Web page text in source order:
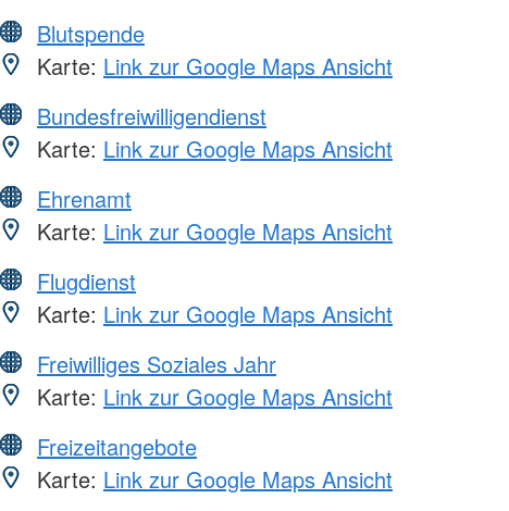
Blutspende
Karte: Link zur Google Maps Ansicht
Bundesfreiwilligendienst
Karte: Link zur Google Maps Ansicht
Ehrenamt
Karte: Link zur Google Maps Ansicht
Flugdienst
Karte: Link zur Google Maps Ansicht
Freiwilliges Soziales Jahr
Karte: Link zur Google Maps Ansicht
Freizeitangebote
Karte: Link zur Google Maps Ansicht